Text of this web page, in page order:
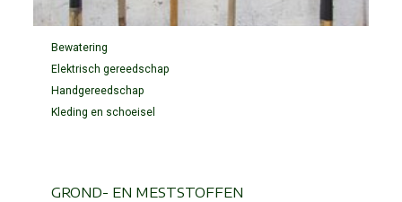
Bewatering
Elektrisch gereedschap
Handgereedschap
Kleding en schoeisel
GROND- EN MESTSTOFFEN